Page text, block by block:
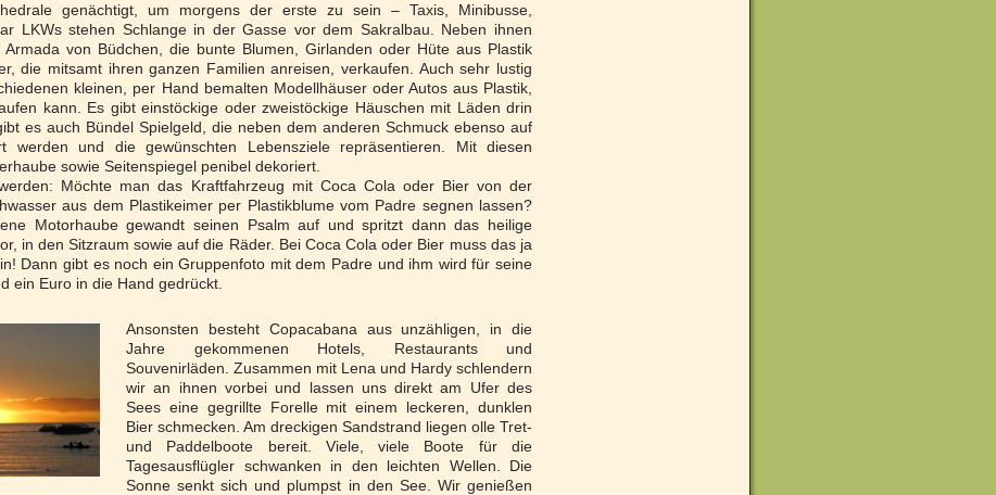
genächtigt, um morgens der erste zu sein – Taxis, Minibusse,
LKWs stehen Schlange in der Gasse vor dem Sakralbau. Neben ihnen
von Büdchen, die bunte Blumen, Girlanden oder Hüte aus Plastik
die mitsamt ihren ganzen Familien anreisen, verkaufen. Auch sehr lustig
kleinen, per Hand bemalten Modellhäuser oder Autos aus Plastik,
kann. Es gibt einstöckige oder zweistöckige Häuschen mit Läden drin
es auch Bündel Spielgeld, die neben dem anderen Schmuck ebenso auf
werden und die gewünschten Lebensziele repräsentieren. Mit diesen
sowie Seitenspiegel penibel dekoriert.
Möchte man das Kraftfahrzeug mit Coca Cola oder Bier von der
aus dem Plastikeimer per Plastikblume vom Padre segnen lassen?
Motorhaube gewandt seinen Psalm auf und spritzt dann das heilige
in den Sitzraum sowie auf die Räder. Bei Coca Cola oder Bier muss das ja
Dann gibt es noch ein Gruppenfoto mit dem Padre und ihm wird für seine
ein Euro in die Hand gedrückt.
Ansonsten besteht Copacabana aus unzähligen, in die
Jahre gekommenen Hotels, Restaurants und
Souvenirläden. Zusammen mit Lena und Hardy schlendern
wir an ihnen vorbei und lassen uns direkt am Ufer des
Sees eine gegrillte Forelle mit einem leckeren, dunklen
Bier schmecken. Am dreckigen Sandstrand liegen olle Tret-
und Paddelboote bereit. Viele, viele Boote für die
Tagesausflügler schwanken in den leichten Wellen. Die
Sonne senkt sich und plumpst in den See. Wir genießen